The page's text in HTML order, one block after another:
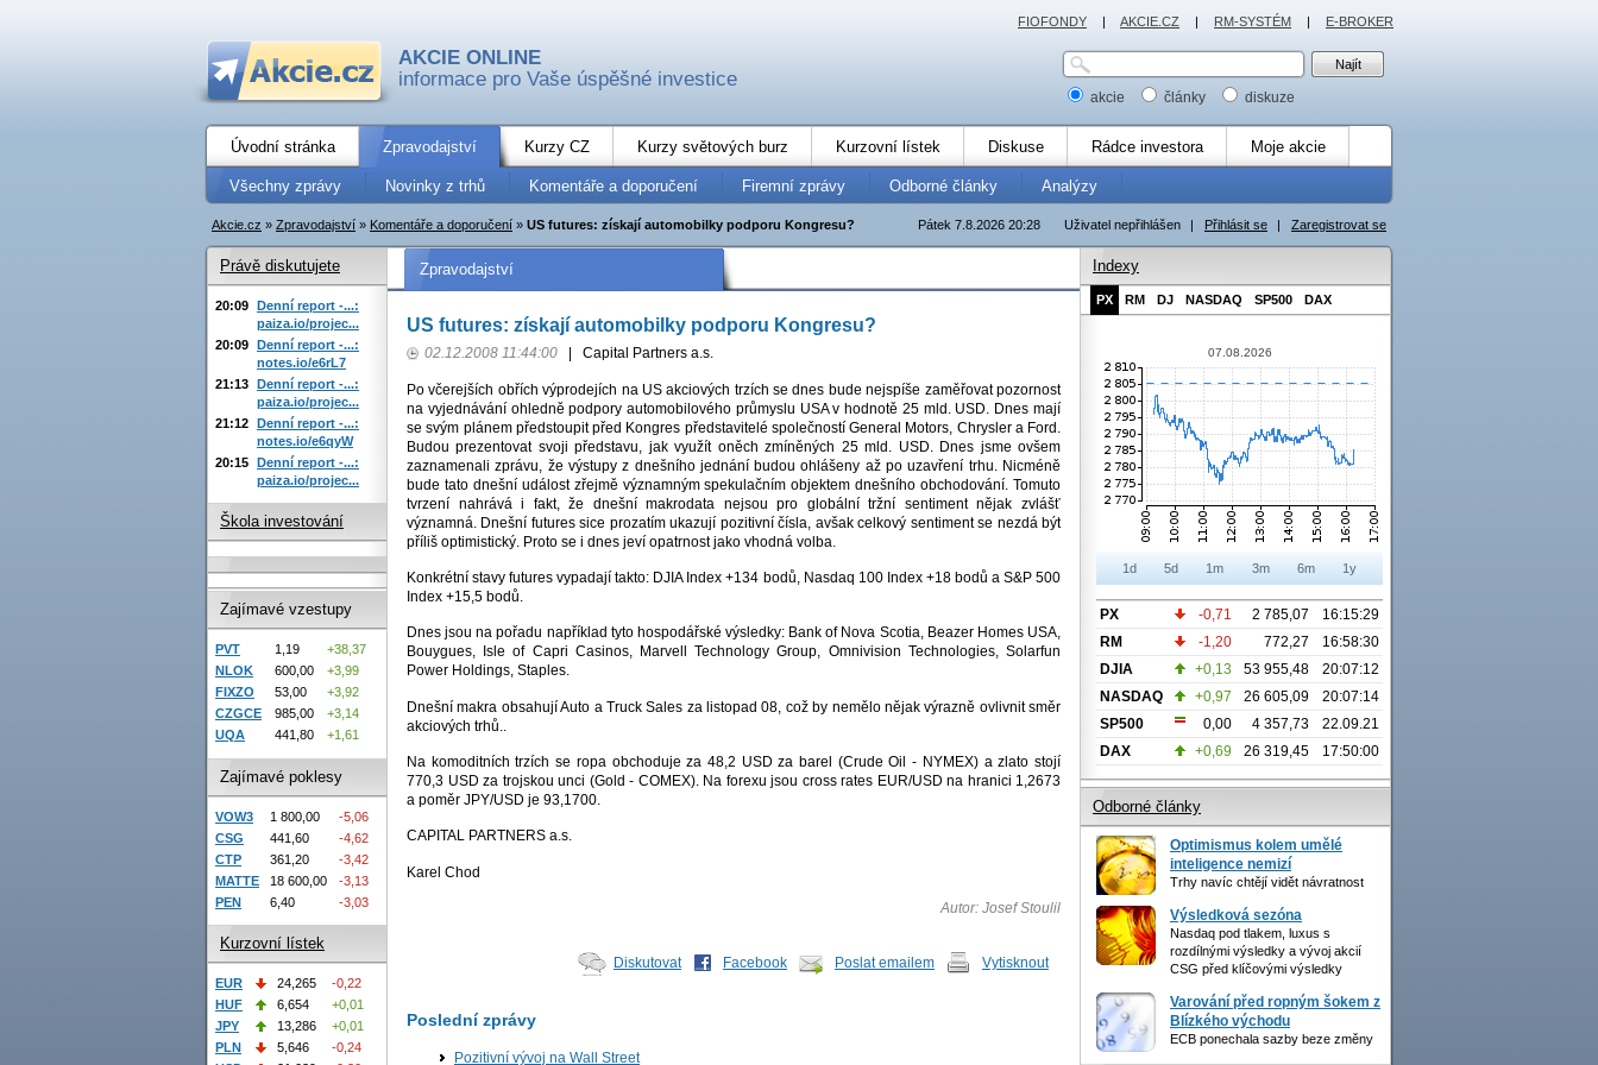
AKCIE ONLINE
informace pro Vaše úspěšné investice
akcie články diskuze
Úvodní stránka Zpravodajství Kurzy CZ Kurzy světových burz Kurzovní lístek Diskuse Rádce investora Moje akcie
Všechny zprávy Novinky z trhů Komentáře a doporučení Firemní zprávy Odborné články Analýzy
Uživatel nepřihlášen | Přihlásit se | Zaregistrovat se
Pátek 7.8.2026 20:28
Akcie.cz » Zpravodajství » Komentáře a doporučení » US futures: získají automobilky podporu Kongresu?
Zpravodajství
US futures: získají automobilky podporu Kongresu?
02.12.2008 11:44:00 Capital Partners a.s.
Po včerejších obřích výprodejích na US akciových trzích se dnes bude nejspíše zaměřovat pozornost
na vyjednávání ohledně podpory automobilového průmyslu USA v hodnotě 25 mld. USD. Dnes mají
se svým plánem předstoupit před Kongres představitelé společností General Motors, Chrysler a Ford.
Budou prezentovat svoji představu, jak využít oněch zmíněných 25 mld. USD. Dnes jsme ovšem
zaznamenali zprávu, že výstupy z dnešního jednání budou ohlášeny až po uzavření trhu. Nicméně
bude tato dnešní událost zřejmě významným spekulačním objektem dnešního obchodování. Tomuto
tvrzení nahrává i fakt, že dnešní makrodata nejsou pro globální tržní sentiment nějak zvlášť
významná. Dnešní futures sice prozatím ukazují pozitivní čísla, avšak celkový sentiment se nezdá být
příliš optimistický. Proto se i dnes jeví opatrnost jako vhodná volba.
Konkrétní stavy futures vypadají takto: DJIA Index +134 bodů, Nasdaq 100 Index +18 bodů a S&P 500
Index +15,5 bodů.
Dnes jsou na pořadu například tyto hospodářské výsledky: Bank of Nova Scotia, Beazer Homes USA,
Bouygues, Isle of Capri Casinos, Marvell Technology Group, Omnivision Technologies, Solarfun
Power Holdings, Staples.
Dnešní makra obsahují Auto a Truck Sales za listopad 08, což by nemělo nějak výrazně ovlivnit směr
akciových trhů..
Na komoditních trzích se ropa obchoduje za 48,2 USD za barel (Crude Oil - NYMEX) a zlato stojí
770,3 USD za trojskou unci (Gold - COMEX). Na forexu jsou cross rates EUR/USD na hranici 1,2673
a poměr JPY/USD je 93,1700.
CAPITAL PARTNERS a.s.
Karel Chod
Autor: Josef Stoulil
Diskutovat Facebook Poslat emailem Vytisknout
Poslední zprávy
Pozitivní vývoj na Wall Street
Právě diskutujete
20:09 Denní report -...:
paiza.io/projec...
20:09 Denní report -...:
notes.io/e6rL7
21:13 Denní report -...:
paiza.io/projec...
21:12 Denní report -...:
notes.io/e6qyW
20:15 Denní report -...:
paiza.io/projec...
Škola investování
Zajímavé vzestupy
PVT 1,19
+38,37
NLOK
600,00
+3,99
FIXZO
53,00
+3,92
CZGCE
985,00
+3,14
UQA
441,80 +1,61
Zajímavé poklesy
VOW3 1 800,00
-5,06
CSG
441,60
-4,62
CTP
361,20
-3,42
MATTE
18 600,00
-3,13
PEN
6,40 -3,03
Kurzovní lístek
EUR 24,265
-0,22
HUF
6,654
+0,01
JPY
13,286
+0,01
PLN
5,646
-0,24
Indexy
PX RM DJ NASDAQ SP500 DAX
07.08.2026
1d 5d 1m 3m 6m 1y
PX -0,71 2 785,07
16:15:29
RM
-1,20 772,27
16:58:30
DJIA
+0,13 53 955,48
20:07:12
NASDAQ
+0,97 26 605,09
20:07:14
SP500
0,00 4 357,73
22.09.21
DAX
+0,69 26 319,45 17:50:00
Odborné články
Optimismus kolem umělé
inteligence nemizí
Trhy navíc chtějí vidět návratnost
Výsledková sezóna
Nasdaq pod tlakem, luxus s
rozdílnými výsledky a vývoj akcií
CSG před klíčovými výsledky
Varování před ropným šokem z
Blízkého východu
ECB ponechala sazby beze změny
FIOFONDY | AKCIE.CZ | RM-SYSTÉM | E-BROKER